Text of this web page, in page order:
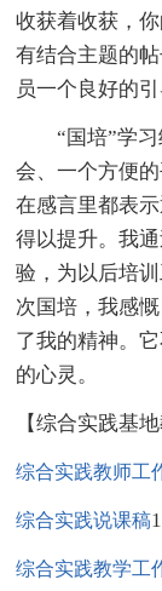
收获着收获，
有结合主题的
员一个良好的引
“国培”学习
会、一个方便
在感言里都表
得以提升。我
验，为以后培
次国培，我感
了我的精神。
的心灵。
【综合实践基
综合实践教师工
综合实践说课稿
综合实践教学工